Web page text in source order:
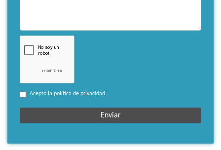
Acepto la política de privacidad.